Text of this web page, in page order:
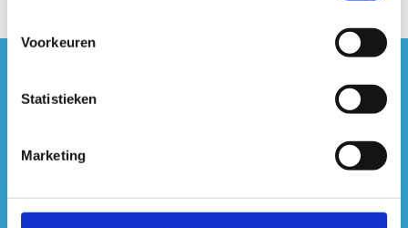
Voorkeuren
Statistieken
Marketing
#sportersbelevenmeer